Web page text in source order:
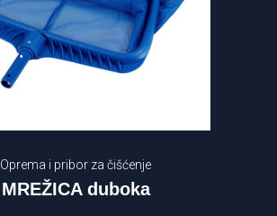
Oprema i pribor za čišćenje
MREŽICA duboka